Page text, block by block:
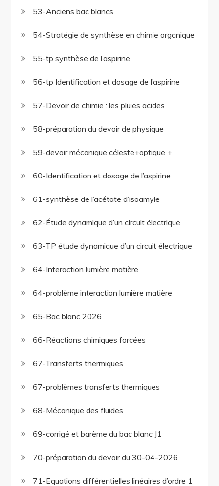
53-Anciens bac blancs
54-Stratégie de synthèse en chimie organique
55-tp synthèse de l’aspirine
56-tp Identification et dosage de l’aspirine
57-Devoir de chimie : les pluies acides
58-préparation du devoir de physique
59-devoir mécanique céleste+optique +
60-Identification et dosage de l’aspirine
61-synthèse de l’acétate d’isoamyle
62-Étude dynamique d’un circuit électrique
63-TP étude dynamique d’un circuit électrique
64-Interaction lumière matière
64-problème interaction lumière matière
65-Bac blanc 2026
66-Réactions chimiques forcées
67-Transferts thermiques
67-problèmes transferts thermiques
68-Mécanique des fluides
69-corrigé et barème du bac blanc J1
70-préparation du devoir du 30-04-2026
71-Equations différentielles linéaires d’ordre 1